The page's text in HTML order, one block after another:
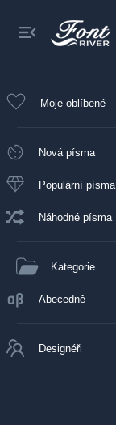
Moje oblíbené
Nová písma
Populární písma
Náhodné písma
Kategorie
Abecedně
Designéři